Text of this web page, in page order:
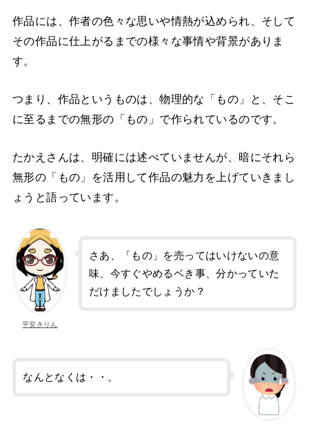
作品には、作者の色々な思いや情熱が込められ、そして
その作品に仕上がるまでの様々な事情や背景がありま
す。
つまり、作品というものは、物理的な「もの」と、そこ
に至るまでの無形の「もの」で作られているのです。
たかえさんは、明確には述べていませんが、暗にそれら
無形の「もの」を活用して作品の魅力を上げていきまし
ょうと語っています。
平安きりん
さあ、「もの」を売ってはいけないの意
味、今すぐやめるベき事、分かっていた
だけましたでしょうか？
なんとなくは・・。